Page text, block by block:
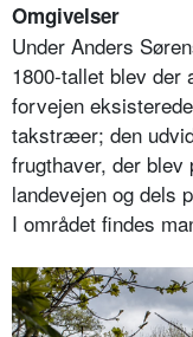
Omgivelser
Under Anders
1800-tallet blev der
forvejen
takstræer; den
frugthaver, der blev
landevejen og dels
I området findes